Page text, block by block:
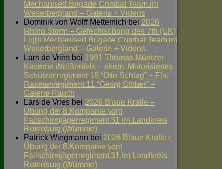
Mechanised Brigade Combat Team im
Weserbergland – Galerie + Videos
Dominik von Wolff Metternich bei 2026
Rhino Storm – Gefechtsübung des 7th (UK)
Light Mechanised Brigade Combat Team im
Weserbergland – Galerie + Videos
Lars de Vries bei 1991 Thomas Müntzer
Kaserne Weißenfels – ehem. Motorisiertes
Schützenregiment 18 “Otto Schlag” + Fla-
Raketenregiment 11 “Georg Stöber” –
Galerie Rauch
Lars de Vries bei 2026 Blaue Kralle –
Übung der 8.Kompanie vom
Fallschirmjägerregiment 31 im Landkreis
Rotenburg (Wümme)
Patrick Wiegmann bei 2026 Blaue Kralle –
Übung der 8.Kompanie vom
Fallschirmjägerregiment 31 im Landkreis
Rotenburg (Wümme)